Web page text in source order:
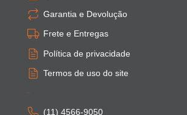
Garantia e Devolução
Frete e Entregas
Política de privacidade
Termos de uso do site
(11) 4566-9050